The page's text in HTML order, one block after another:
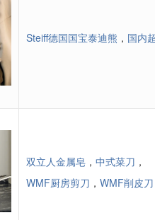
Steiff德国国宝泰迪熊 ， 国内
双立人金属皂 ， 中式菜刀 ，
WMF厨房剪刀 ， WMF削皮刀